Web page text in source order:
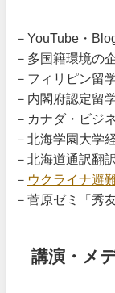
－YouTube・
－多国籍環境の
－フィリピン留
－内閣府認定留
－カナダ・ビジ
－北海学園大学
－北海道通訳翻
－ ウクライナ避
－菅原ゼミ「秀
講演・メ